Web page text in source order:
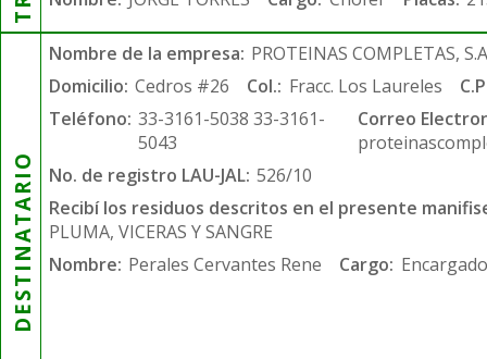
DESTINATARIO
Nombre de la empresa: PROTEINAS COMPLETAS,
Domicilio: Cedros #26 Col.: Fracc. Los Laureles
Teléfono: 33-3161-5038 33-3161-
5043
Correo
No. de registro LAU-JAL: 526/10
Recibí los residuos descritos en el presente
PLUMA, VICERAS Y SANGRE
Nombre: Perales Cervantes Rene Cargo: